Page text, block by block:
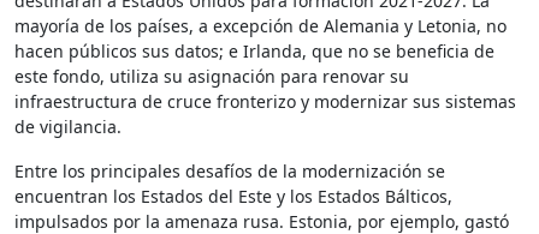
mayoría de los países, a excepción de Alemania y Letonia, no
hacen públicos sus datos; e Irlanda, que no se beneficia de
este fondo, utiliza su asignación para renovar su
infraestructura de cruce fronterizo y modernizar sus sistemas
de vigilancia.
Entre los principales desafíos de la modernización se
encuentran los Estados del Este y los Estados Bálticos,
impulsados ​​por la amenaza rusa. Estonia, por ejemplo, gastó